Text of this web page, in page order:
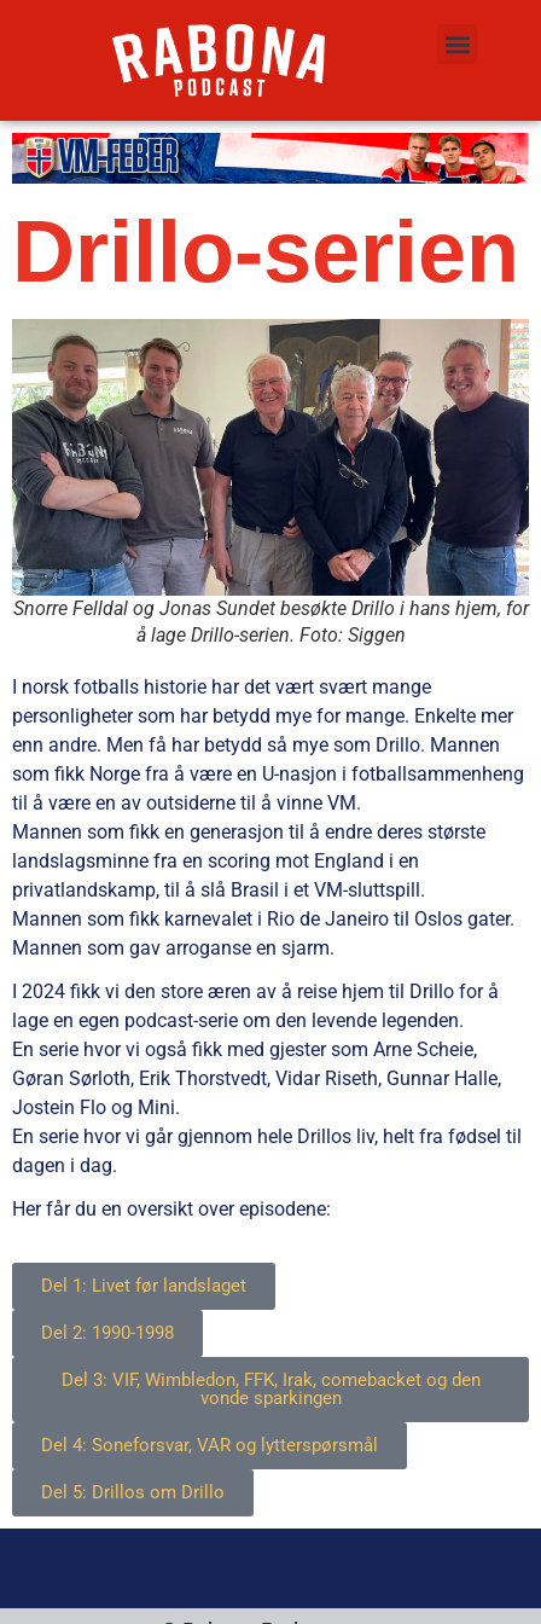
Drillo-serien
Snorre Felldal og Jonas Sundet besøkte Drillo i hans hjem, for
å lage Drillo-serien. Foto: Siggen
I norsk fotballs historie har det vært svært mange
personligheter som har betydd mye for mange. Enkelte mer
enn andre. Men få har betydd så mye som Drillo. Mannen
som fikk Norge fra å være en U-nasjon i fotballsammenheng
til å være en av outsiderne til å vinne VM.
Mannen som fikk en generasjon til å endre deres største
landslagsminne fra en scoring mot England i en
privatlandskamp, til å slå Brasil i et VM-sluttspill.
Mannen som fikk karnevalet i Rio de Janeiro til Oslos gater.
Mannen som gav arroganse en sjarm.
I 2024 fikk vi den store æren av å reise hjem til Drillo for å
lage en egen podcast-serie om den levende legenden.
En serie hvor vi også fikk med gjester som Arne Scheie,
Gøran Sørloth, Erik Thorstvedt, Vidar Riseth, Gunnar Halle,
Jostein Flo og Mini.
En serie hvor vi går gjennom hele Drillos liv, helt fra fødsel til
dagen i dag.
Her får du en oversikt over episodene:
Del 1: Livet før landslaget
Del 2: 1990-1998
Del 3: VIF, Wimbledon, FFK, Irak, comebacket og den
vonde sparkingen
Del 4: Soneforsvar, VAR og lytterspørsmål
Del 5: Drillos om Drillo